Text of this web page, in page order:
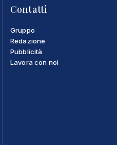
Contatti
Gruppo
Redazione
Pubblicità
Lavora con noi